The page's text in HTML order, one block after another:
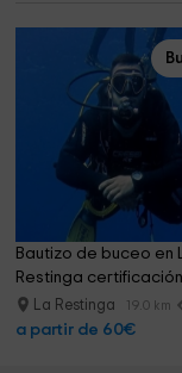
Bautizo de buceo en
Restinga certificación
La Restinga 19.0 km
a partir de 60€